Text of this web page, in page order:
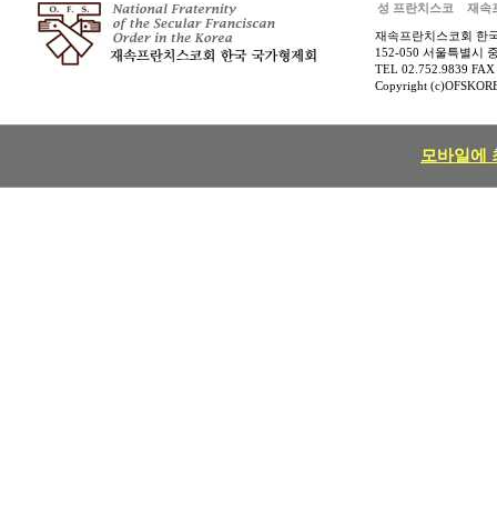
성 프란치스코 재속
재속프란치스코회 한
152-050 서울특별시
TEL 02.752.9839
Copyright
모바일에